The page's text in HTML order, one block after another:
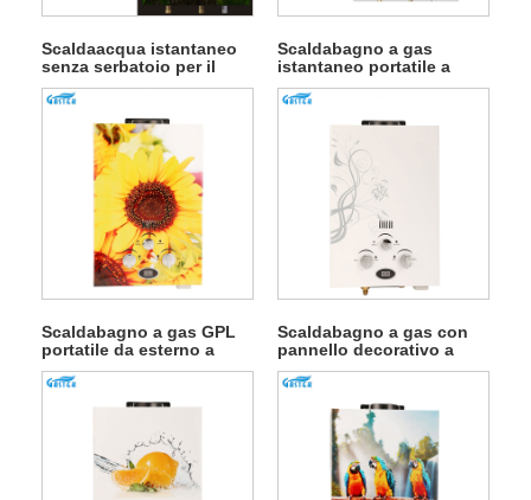
Scaldaacqua istantaneo
senza serbatoio per il
bagno
Scaldabagno a gas
istantaneo portatile a
canna fumaria per
campeggio all'aperto
Scaldabagno a gas GPL
portatile da esterno a
canna fumaria per la
balneazione
Scaldabagno a gas con
pannello decorativo a
parete per
elettrodomestico